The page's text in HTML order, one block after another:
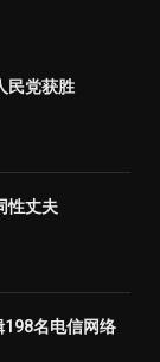
民党获胜
性丈夫
名电信网络